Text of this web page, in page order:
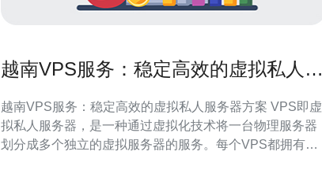
越南VPS服务：稳定高效的虚拟私人服
越南VPS服务：稳定高效的虚拟私人服务器方案 VPS即虚
拟私人服务器，是一种通过虚拟化技术将一台物理服务器
划分成多个独立的虚拟服务器的服务。每个VPS都拥有自